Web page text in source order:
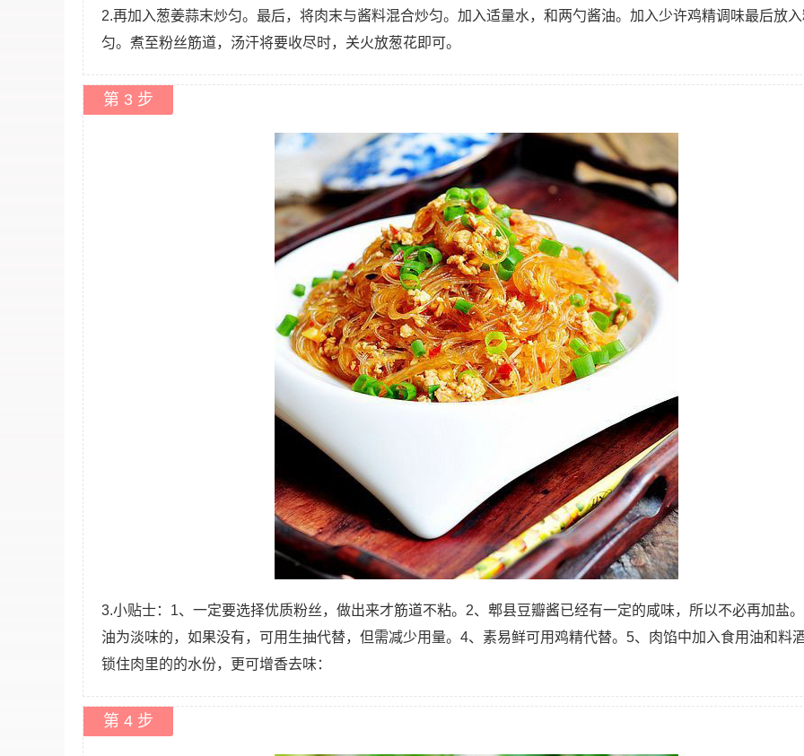
2.再加入葱姜蒜末炒匀。最后，将肉末与酱料混合炒匀。加入适量水，和两勺酱油。加入少许鸡精调味最后放
匀。煮至粉丝筋道，汤汗将要收尽时，关火放葱花即可。
第 3 步
3.小贴士：1、一定要选择优质粉丝，做出来才筋道不粘。2、郫县豆瓣酱已经有一定的咸味，所以不必再加盐
油为淡味的，如果没有，可用生抽代替，但需减少用量。4、素易鲜可用鸡精代替。5、肉馅中加入食用油和料
锁住肉里的的水份，更可增香去味：
第 4 步